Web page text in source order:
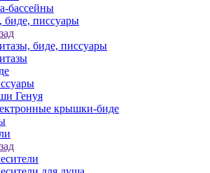
бассейны
биде, писсуары
биде, писсуары
Генуя
крышки-биде